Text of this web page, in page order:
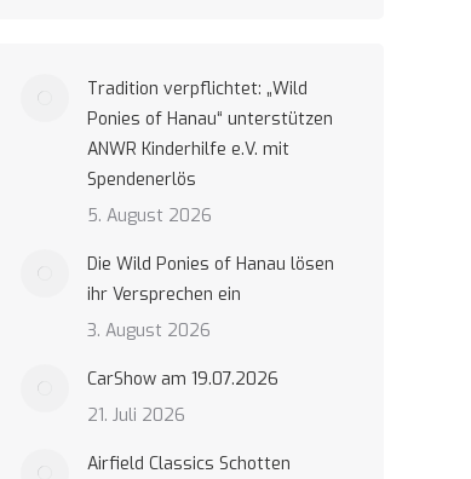
Tradition verpflichtet: „Wild
Ponies of Hanau“ unterstützen
ANWR Kinderhilfe e.V. mit
Spendenerlös
5. August 2026
Die Wild Ponies of Hanau lösen
ihr Versprechen ein
3. August 2026
CarShow am 19.07.2026
21. Juli 2026
Airfield Classics Schotten